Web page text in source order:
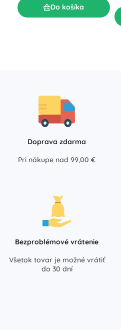
Do košíka
Doprava zdarma
Pri nákupe nad 99,00 €
Bezproblémové vrátenie
Všetok tovar je možné vrátiť
do 30 dní